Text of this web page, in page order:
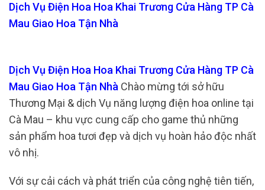
Dịch Vụ Điện Hoa Hoa Khai Trương Cửa Hàng TP Cà
Mau Giao Hoa Tận Nhà
Dịch Vụ Điện Hoa Hoa Khai Trương Cửa Hàng TP Cà
Mau Giao Hoa Tận Nhà Chào mừng tới sở hữu
Thương Mại & dịch Vụ năng lượng điện hoa online tại
Cà Mau – khu vực cung cấp cho game thủ những
sản phẩm hoa tươi đẹp và dịch vụ hoàn hảo độc nhất
vô nhị.
Với sự cải cách và phát triển của công nghệ tiên tiến,